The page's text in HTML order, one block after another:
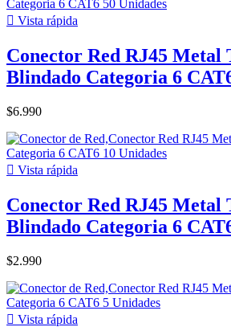
 Vista rápida
Conector Red RJ45 Metal
Blindado Categoria 6
$6.990
 Vista rápida
Conector Red RJ45 Metal
Blindado Categoria 6
$2.990
 Vista rápida